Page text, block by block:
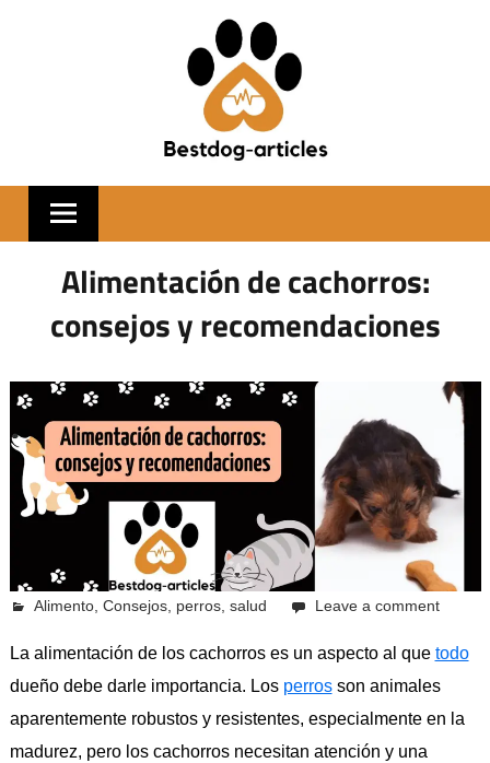
Alimentación de cachorros:
consejos y recomendaciones
octubre 12, 2023
Pcvkk
Alimento, Consejos, perros, salud Leave a comment
La alimentación de los cachorros es un aspecto al que todo
dueño debe darle importancia. Los perrosson animales
aparentemente robustos y resistentes, especialmente en la
madurez, pero los cachorros necesitan atención y una